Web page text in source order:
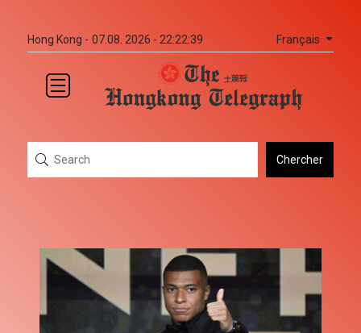
Hong Kong - 07.08. 2026 - 22:22:39 Français
Chercher